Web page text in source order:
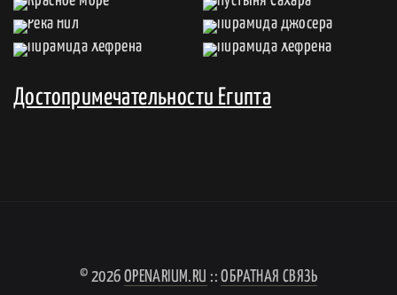
Достопримечательности Египта
© 2026 OPENARIUM.RU ::ОБРАТНАЯ СВЯЗЬ